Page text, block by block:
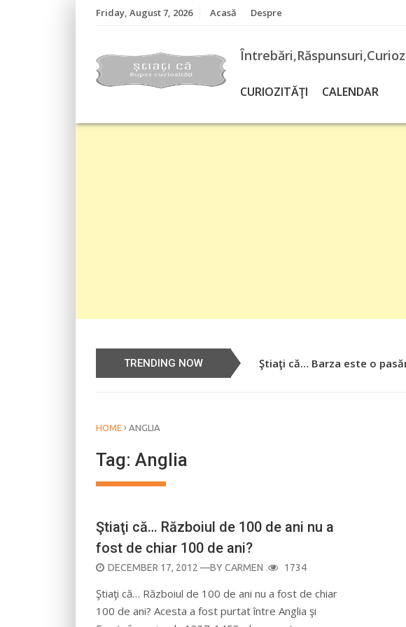
Friday, August 7, 2026 Acasă Despre
CURIOZITĂŢI CALENDAR
TRENDING NOW Ştiaţi că… Barza este o
Știați că… Roşiile îsi
HOME › ANGLIA
Tag: Anglia
Ştiaţi că… Războiul de 100 de ani nu a
fost de chiar 100 de ani?
POSTED
DECEMBER 17, 2012 —BYCARMEN 1734
Ştiaţi că… Războiul de 100 de ani nu a fost de chiar
100 de ani? Acesta a fost purtat între Anglia şi